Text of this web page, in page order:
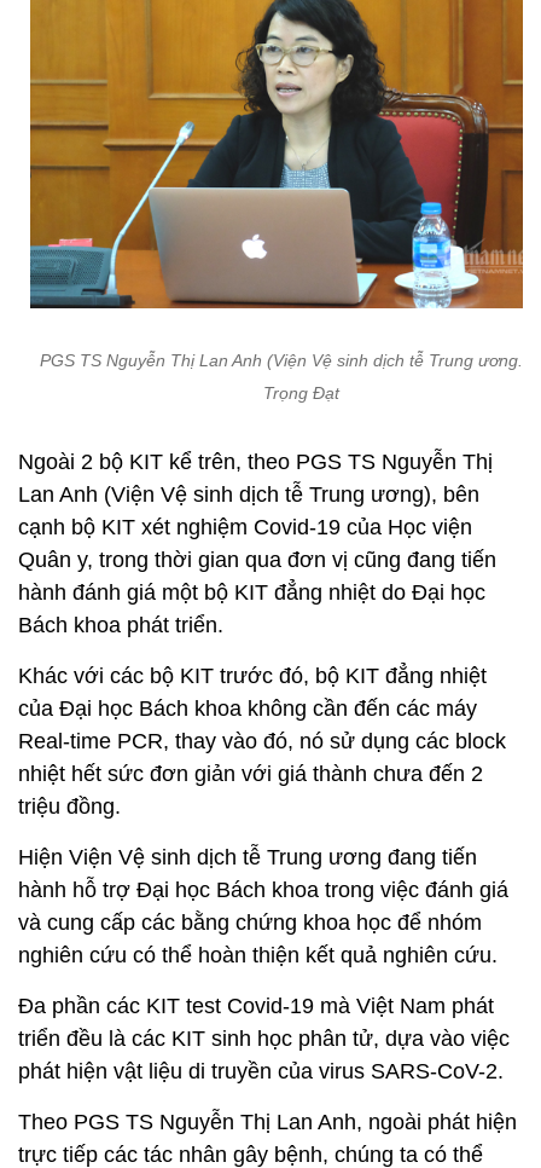
PGS TS Nguyễn Thị Lan Anh (Viện Vệ sinh dịch tễ Trung ương.
Trọng Đạt
Ngoài 2 bộ KIT kể trên, theo PGS TS Nguyễn Thị
Lan Anh (Viện Vệ sinh dịch tễ Trung ương), bên
cạnh bộ KIT xét nghiệm Covid-19 của Học viện
Quân y, trong thời gian qua đơn vị cũng đang tiến
hành đánh giá một bộ KIT đẳng nhiệt do Đại học
Bách khoa phát triển.
Khác với các bộ KIT trước đó, bộ KIT đẳng nhiệt
của Đại học Bách khoa không cần đến các máy
Real-time PCR, thay vào đó, nó sử dụng các block
nhiệt hết sức đơn giản với giá thành chưa đến 2
triệu đồng.
Hiện Viện Vệ sinh dịch tễ Trung ương đang tiến
hành hỗ trợ Đại học Bách khoa trong việc đánh giá
và cung cấp các bằng chứng khoa học để nhóm
nghiên cứu có thể hoàn thiện kết quả nghiên cứu.
Đa phần các KIT test Covid-19 mà Việt Nam phát
triển đều là các KIT sinh học phân tử, dựa vào việc
phát hiện vật liệu di truyền của virus SARS-CoV-2.
Theo PGS TS Nguyễn Thị Lan Anh, ngoài phát hiện
trực tiếp các tác nhân gây bệnh, chúng ta có thể